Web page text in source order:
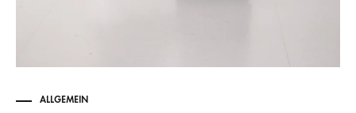
ALLGEMEIN